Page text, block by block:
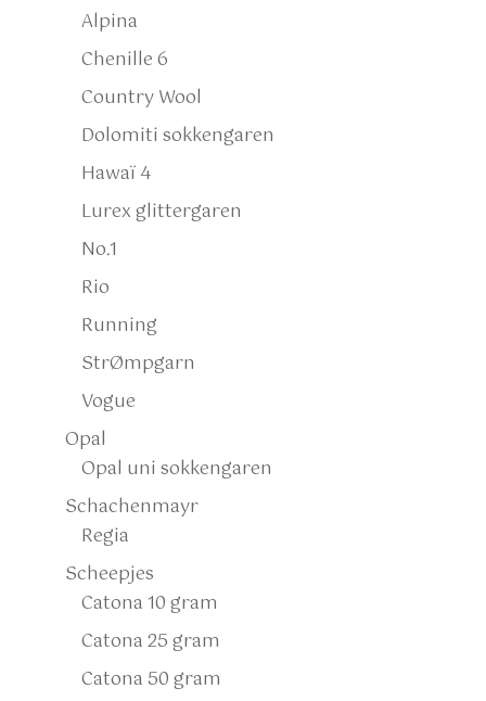
Alpina
Chenille 6
Country Wool
Dolomiti sokkengaren
Hawaï 4
Lurex glittergaren
No.1
Rio
Running
StrØmpgarn
Vogue
Opal
Opal uni sokkengaren
Schachenmayr
Regia
Scheepjes
Catona 10 gram
Catona 25 gram
Catona 50 gram